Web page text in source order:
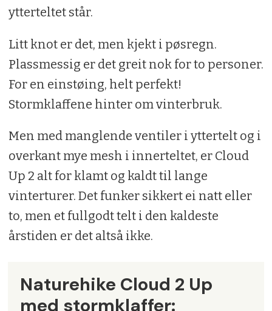
ytterteltet står.
Litt knot er det, men kjekt i pøsregn.
Plassmessig er det greit nok for to personer.
For en einstøing, helt perfekt!
Stormklaffene hinter om vinterbruk.
Men med manglende ventiler i yttertelt og i
overkant mye mesh i innerteltet, er Cloud
Up 2 alt for klamt og kaldt til lange
vinterturer. Det funker sikkert ei natt eller
to, men et fullgodt telt i den kaldeste
årstiden er det altså ikke.
Naturehike Cloud 2 Up
med stormklaffer: